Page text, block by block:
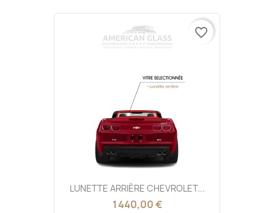
LUNETTE ARRIÈRE CHEVROLET...
1 440,00 €
favorite_border